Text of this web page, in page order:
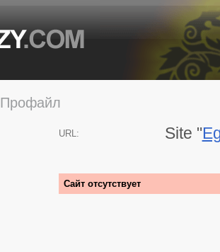
Профайл
URL: Site "
Сайт отсутствует